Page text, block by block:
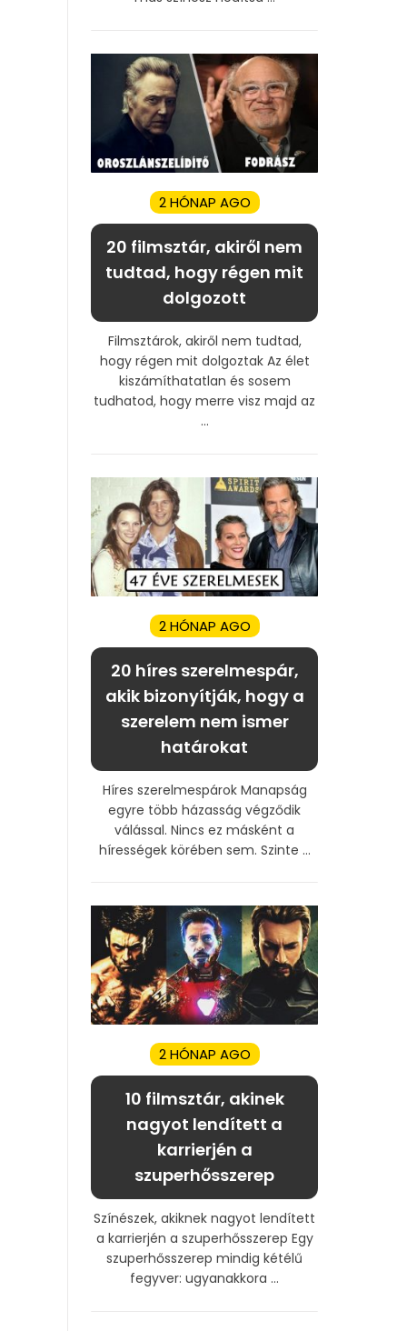
2 HÓNAP AGO
20 filmsztár, akiről nem
tudtad, hogy régen mit
dolgozott
Filmsztárok, akiről nem tudtad,
hogy régen mit dolgoztak Az élet
kiszámíthatatlan és sosem
tudhatod, hogy merre visz majd az
...
2 HÓNAP AGO
20 híres szerelmespár,
akik bizonyítják, hogy a
szerelem nem ismer
határokat
Híres szerelmespárok Manapság
egyre több házasság végződik
válással. Nincs ez másként a
hírességek körében sem. Szinte ...
2 HÓNAP AGO
10 filmsztár, akinek
nagyot lendített a
karrierjén a
szuperhősszerep
Színészek, akiknek nagyot lendített
a karrierjén a szuperhősszerep Egy
szuperhősszerep mindig kétélű
fegyver: ugyanakkora ...